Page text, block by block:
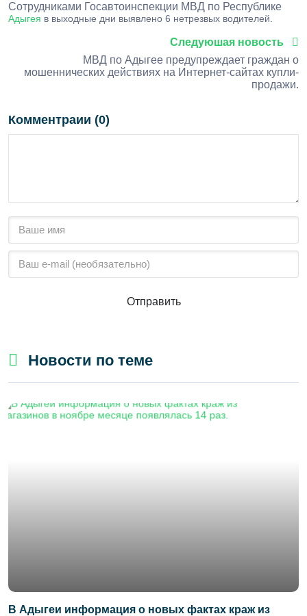
Сотрудниками Госавтоинспекции МВД по Республике
Адыгея в выходные дни выявлено 6 нетрезвых водителей.
Следуюшая новость
МВД по Адыгее предупреждает граждан о
мошеннических действиях на Интернет-сайтах купли-
продажи.
Комментраии (0)
Отправить
Новости по теме
В Адыгеи информация о новых фактах краж из